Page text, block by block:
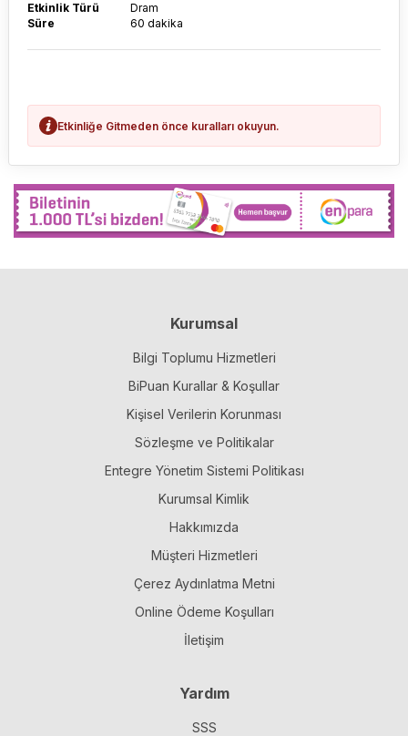
Etkinlik Türü
Dram
Süre
60 dakika
Etkinliğe Gitmeden önce kuralları okuyun.
Kurumsal
Bilgi Toplumu Hizmetleri
BiPuan Kurallar & Koşullar
Kişisel Verilerin Korunması
Sözleşme ve Politikalar
Entegre Yönetim Sistemi Politikası
Kurumsal Kimlik
Hakkımızda
Müşteri Hizmetleri
Çerez Aydınlatma Metni
Online Ödeme Koşulları
İletişim
Yardım
SSS